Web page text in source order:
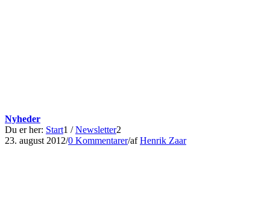
Nyheder
Du er her: Start1 / Newsletter2
23. august 2012/0 Kommentarer/afHenrik Zaar